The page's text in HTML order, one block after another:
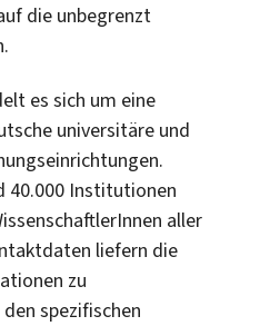
die unbegrenzt
es sich um eine
universitäre und
40.000 Institutionen
aller
liefern die
zu
spezifischen